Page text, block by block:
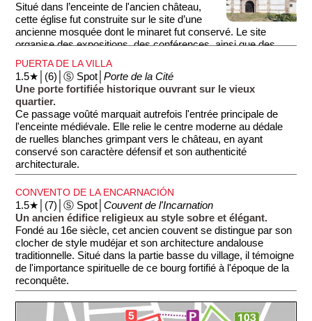
l'église.
Situé dans l’enceinte de l'ancien château,
cette église fut construite sur le site d’une
ancienne mosquée dont le minaret fut conservé. Le site
organise des expositions, des conférences, ainsi que des
représentations musicales et théâtrales.
PUERTA DE LA VILLA
1.5★│(6)│Ⓢ Spot│Porte de la Cité
Une porte fortifiée historique ouvrant sur le vieux
quartier.
Ce passage voûté marquait autrefois l'entrée principale de
l'enceinte médiévale. Elle relie le centre moderne au dédale
de ruelles blanches grimpant vers le château, en ayant
conservé son caractère défensif et son authenticité
architecturale.
CONVENTO DE LA ENCARNACIÓN
1.5★│(7)│Ⓢ Spot│Couvent de l'Incarnation
Un ancien édifice religieux au style sobre et élégant.
Fondé au 16e siècle, cet ancien couvent se distingue par son
clocher de style mudéjar et son architecture andalouse
traditionnelle. Situé dans la partie basse du village, il témoigne
de l'importance spirituelle de ce bourg fortifié à l'époque de la
reconquête.